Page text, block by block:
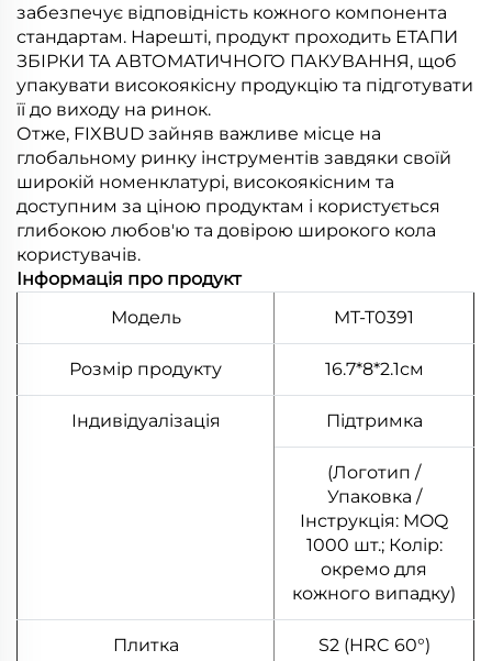
забезпечує відповідність кожного компонента
стандартам. Нарешті, продукт проходить ЕТАПИ
ЗБІРКИ ТА АВТОМАТИЧНОГО ПАКУВАННЯ, щоб
упакувати високоякісну продукцію та підготувати
її до виходу на ринок.
Отже, FIXBUD зайняв важливе місце на
глобальному ринку інструментів завдяки своїй
широкій номенклатурі, високоякісним та
доступним за ціною продуктам і користується
глибокою любов'ю та довірою широкого кола
користувачів.
Інформація про продукт
Модель
MT-T0391
Розмір продукту 16.7*8*2.1см
Індивідуалізація Підтримка
(Логотип /
Упаковка /
Інструкція: MOQ
1000 шт.; Колір:
окремо для
кожного випадку)
Плитка S2 (HRC 60°)